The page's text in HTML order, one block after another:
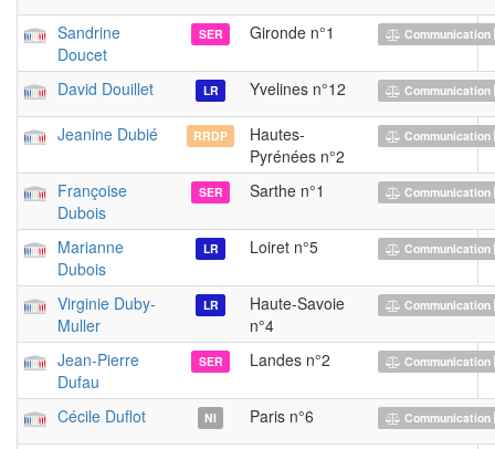
Sandrine
Doucet
SER Gironde n°1
David Douillet LR Yvelines n°12
Jeanine Dubié RRDP
Hautes-
Pyrénées n°2
Françoise
Dubois
SER Sarthe n°1
Marianne
Dubois
LR Loiret n°5
Virginie Duby-
Muller
LR
Haute-Savoie
n°4
Jean-Pierre
Dufau
SER Landes n°2
Cécile Duflot NI Paris n°6